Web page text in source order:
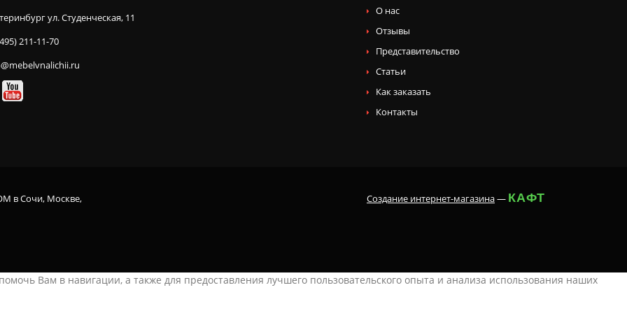
ул. Студенческая, 11
211-11-70
О нас
Отзывы
Представительство
Статьи
Как заказать
Контакты
в Сочи, Москве,
Создание интернет-магазина— КАФТ
Вам в навигации, а также для предоставления лучшего пользовательского опыта и анализа использования наших